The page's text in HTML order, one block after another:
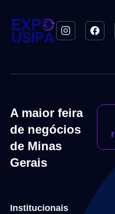
A maior feira
de negócios
de Minas
Gerais
Institucionais